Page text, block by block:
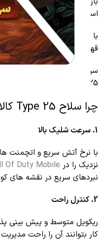
است.
با
سی پی کالاف دیوتی موبایل
قهرمان بی رقیب باش!
سرعت شلیک بالا، دمیج
Type 25 به یکی از گزینه های ثابت پلیرهای حرفه ای تبدیل شود.
چرا سلاح Type 25 کالاف محبوب است؟
1. سرعت شلیک بالا
نزدیک را در Of Duty Mobile
نبردهای سریع در نقشه های
2. کنترل راحت
ریکویل متوسط و پیش بینی
کار بتوانند آن را راحت